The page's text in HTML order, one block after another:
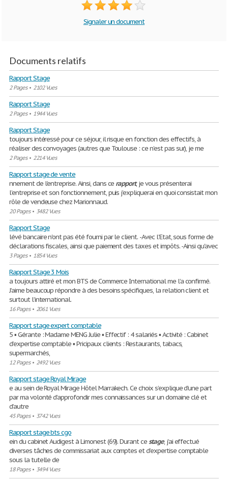
Signaler un document
Documents relatifs
Rapport Stage
2 Pages• 2102 Vues
Rapport Stage
2 Pages• 1944 Vues
Rapport Stage
toujours intéressé pour ce séjour, il risque en fonction des effectifs, à
réaliser des convoyages (autres que Toulouse : ce n’est pas sur), je me
2 Pages• 2214 Vues
Rapport stage de vente
nnement de l’entreprise. Ainsi, dans ce rapport, je vous présenterai
l’entreprise et son fonctionnement, puis j’expliquerai en quoi consistait mon
rôle de vendeuse chez Marionnaud.
20 Pages• 3482 Vues
Rapport Stage
lévé bancaire n'ont pas été fourni par le client. -Avec l'Etat, sous forme de
déclarations fiscales, ainsi que paiement des taxes et impôts. -Ainsi qu'avec
3 Pages• 1854 Vues
Rapport Stage 3 Mois
a toujours attiré et mon BTS de Commerce International me l’a confirmé.
J’aime beaucoup répondre à des besoins spécifiques, la relation client et
surtout l’international.
16 Pages• 2061 Vues
Rapport stage expert comptable
5 ▪ Gérante : Madame MENG Julie ▪ Effectif : 4 salariés ▪ Activité : Cabinet
d’expertise comptable ▪ Pricipaux clients : Restaurants, tabacs,
supermarchés,
12 Pages• 2492 Vues
Rapport stage Royal Mirage
e au sein de Royal Mirage Hôtel Marrakech. Ce choix s’explique d’une part
par ma volonté d’approfondir mes connaissances sur un domaine clé et
d’autre
45 Pages• 3742 Vues
Rapport stage bts cgo
ein du cabinet Audigest à Limonest (69). Durant cestage, j’ai effectué
diverses tâches de commissariat aux comptes et d’expertise comptable
sous la tutelle de
18 Pages• 3494 Vues